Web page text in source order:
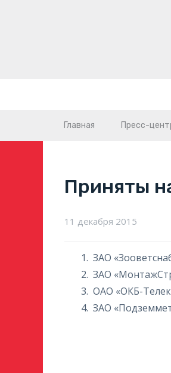
Главная Пресс-
Приняты
11 декабря 2015
ЗАО
ЗАО
ОАО «ОКБ-
ЗАО